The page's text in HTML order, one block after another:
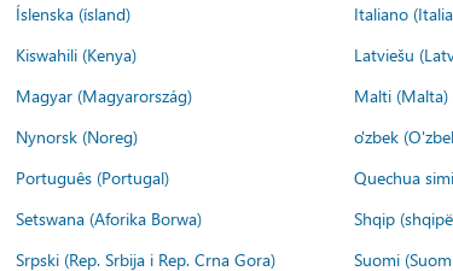
Íslenska (ísland) Italiano
Kiswahili (Kenya) Latviešu
Magyar (Magyarország) Malti (Malta)
Nynorsk (Noreg) o'zbek
Português (Portugal) Quechua
Setswana (Aforika Borwa) Shqip
Srpski (Rep. Srbija i Rep. Crna Gora) Suomi